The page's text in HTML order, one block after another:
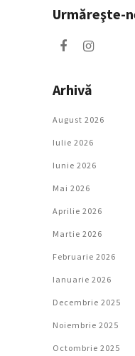
Urmăreşte-
Arhivă
August 2026
Iulie 2026
Iunie 2026
Mai 2026
Aprilie 2026
Martie 2026
Februarie 2026
Ianuarie 2026
Decembrie 2025
Noiembrie 2025
Octombrie 2025